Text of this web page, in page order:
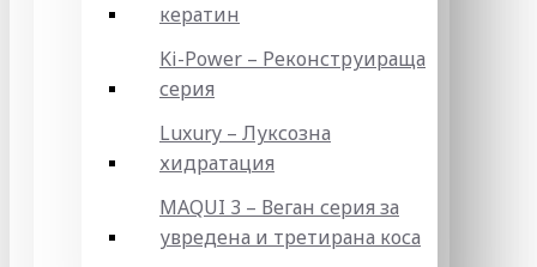
кератин
Ki-Power – Реконструираща
серия
Luxury – Луксозна
хидратация
MAQUI 3 – Веган серия за
увредена и третирана коса